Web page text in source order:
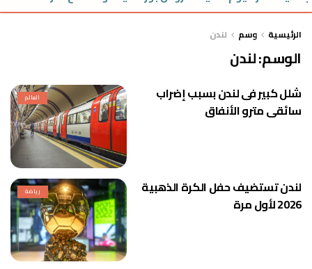
الرئيسية وسم لندن
الوسم:لندن
العالم
شلل كبير فى لندن بسبب إضراب
سائقى مترو الأنفاق
رياضة
لندن تستضيف حفل الكرة الذهبية
2026 لأول مرة